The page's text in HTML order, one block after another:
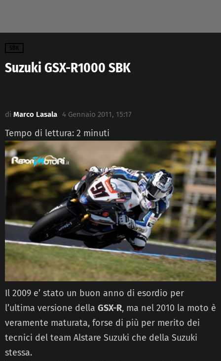
SBK
Suzuki GSX-R1000 SBK
di Marco Lasala 4 Gennaio 2011, 15:17
Tempo di lettura: 2 minuti
Il 2009 e’ stato un buon anno di esordio per
l’ultima versione della GSX-R, ma nel 2010 la moto è
veramente maturata, forse di più per merito dei
tecnici del team Alstare Suzuki che della Suzuki
stessa.